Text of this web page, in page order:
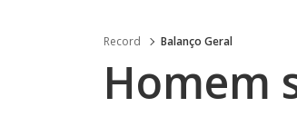
Record Balanço Geral
Homem